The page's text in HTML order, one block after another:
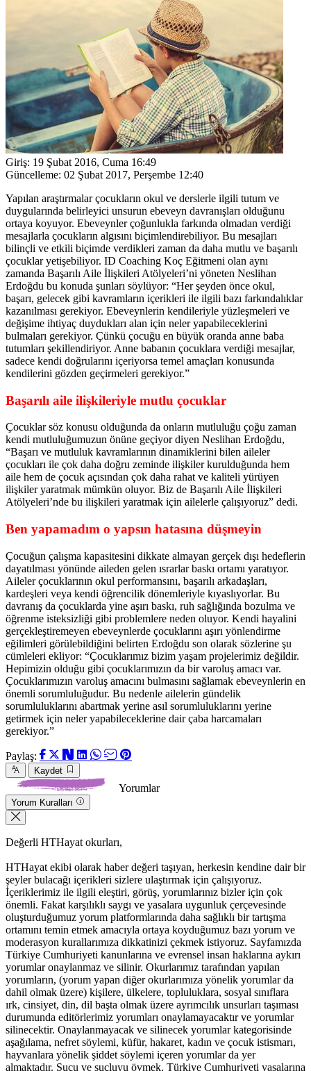
Giriş: 19 Şubat 2016, Cuma 16:49
Güncelleme: 02 Şubat 2017, Perşembe 12:40
Yapılan araştırmalar çocukların okul ve derslerle ilgili tutum ve
duygularında belirleyici unsurun ebeveyn davranışları olduğunu
ortaya koyuyor. Ebeveynler çoğunlukla farkında olmadan verdiği
mesajlarla çocukların algısını biçimlendirebiliyor. Bu mesajları
bilinçli ve etkili biçimde verdikleri zaman da daha mutlu ve başarılı
çocuklar yetişebiliyor. ID Coaching Koç Eğitmeni olan aynı
zamanda Başarılı Aile İlişkileri Atölyeleri’ni yöneten Neslihan
Erdoğdu bu konuda şunları söylüyor: “Her şeyden önce okul,
başarı, gelecek gibi kavramların içerikleri ile ilgili bazı farkındalıklar
kazanılması gerekiyor. Ebeveynlerin kendileriyle yüzleşmeleri ve
değişime ihtiyaç duydukları alan için neler yapabileceklerini
bulmaları gerekiyor. Çünkü çocuğu en büyük oranda anne baba
tutumları şekillendiriyor. Anne babanın çocuklara verdiği mesajlar,
sadece kendi doğrularını içeriyorsa temel amaçları konusunda
kendilerini gözden geçirmeleri gerekiyor.”
Başarılı aile ilişkileriyle mutlu çocuklar
Çocuklar söz konusu olduğunda da onların mutluluğu çoğu zaman
kendi mutluluğumuzun önüne geçiyor diyen Neslihan Erdoğdu,
“Başarı ve mutluluk kavramlarının dinamiklerini bilen aileler
çocukları ile çok daha doğru zeminde ilişkiler kurulduğunda hem
aile hem de çocuk açısından çok daha rahat ve kaliteli yürüyen
ilişkiler yaratmak mümkün oluyor. Biz de Başarılı Aile İlişkileri
Atölyeleri’nde bu ilişkileri yaratmak için ailelerle çalışıyoruz” dedi.
Ben yapamadım o yapsın hatasına düşmeyin
Çocuğun çalışma kapasitesini dikkate almayan gerçek dışı hedeflerin
dayatılması yönünde aileden gelen ısrarlar baskı ortamı yaratıyor.
Aileler çocuklarının okul performansını, başarılı arkadaşları,
kardeşleri veya kendi öğrencilik dönemleriyle kıyaslıyorlar. Bu
davranış da çocuklarda yine aşırı baskı, ruh sağlığında bozulma ve
öğrenme isteksizliği gibi problemlere neden oluyor. Kendi hayalini
gerçekleştiremeyen ebeveynlerde çocuklarını aşırı yönlendirme
eğilimleri görülebildiğini belirten Erdoğdu son olarak sözlerine şu
cümleleri ekliyor: “Çocuklarımız bizim yaşam projelerimiz değildir.
Hepimizin olduğu gibi çocuklarımızın da bir varoluş amacı var.
Çocuklarımızın varoluş amacını bulmasını sağlamak ebeveynlerin en
önemli sorumluluğudur. Bu nedenle ailelerin gündelik
sorumluluklarını abartmak yerine asıl sorumluluklarını yerine
getirmek için neler yapabileceklerine dair çaba harcamaları
gerekiyor.”
Paylaş:
Kaydet
Yorumlar
Yorum Kuralları
Değerli HTHayat okurları,
HTHayat ekibi olarak haber değeri taşıyan, herkesin kendine dair bir
şeyler bulacağı içerikleri sizlere ulaştırmak için çalışıyoruz.
İçeriklerimiz ile ilgili eleştiri, görüş, yorumlarınız bizler için çok
önemli. Fakat karşılıklı saygı ve yasalara uygunluk çerçevesinde
oluşturduğumuz yorum platformlarında daha sağlıklı bir tartışma
ortamını temin etmek amacıyla ortaya koyduğumuz bazı yorum ve
moderasyon kurallarımıza dikkatinizi çekmek istiyoruz. Sayfamızda
Türkiye Cumhuriyeti kanunlarına ve evrensel insan haklarına aykırı
yorumlar onaylanmaz ve silinir. Okurlarımız tarafından yapılan
yorumların, (yorum yapan diğer okurlarımıza yönelik yorumlar da
dahil olmak üzere) kişilere, ülkelere, topluluklara, sosyal sınıflara
ırk, cinsiyet, din, dil başta olmak üzere ayrımcılık unsurları taşıması
durumunda editörlerimiz yorumları onaylamayacaktır ve yorumlar
silinecektir. Onaylanmayacak ve silinecek yorumlar kategorisinde
aşağılama, nefret söylemi, küfür, hakaret, kadın ve çocuk istismarı,
hayvanlara yönelik şiddet söylemi içeren yorumlar da yer
almaktadır. Suçu ve suçluyu övmek, Türkiye Cumhuriyeti yasalarına